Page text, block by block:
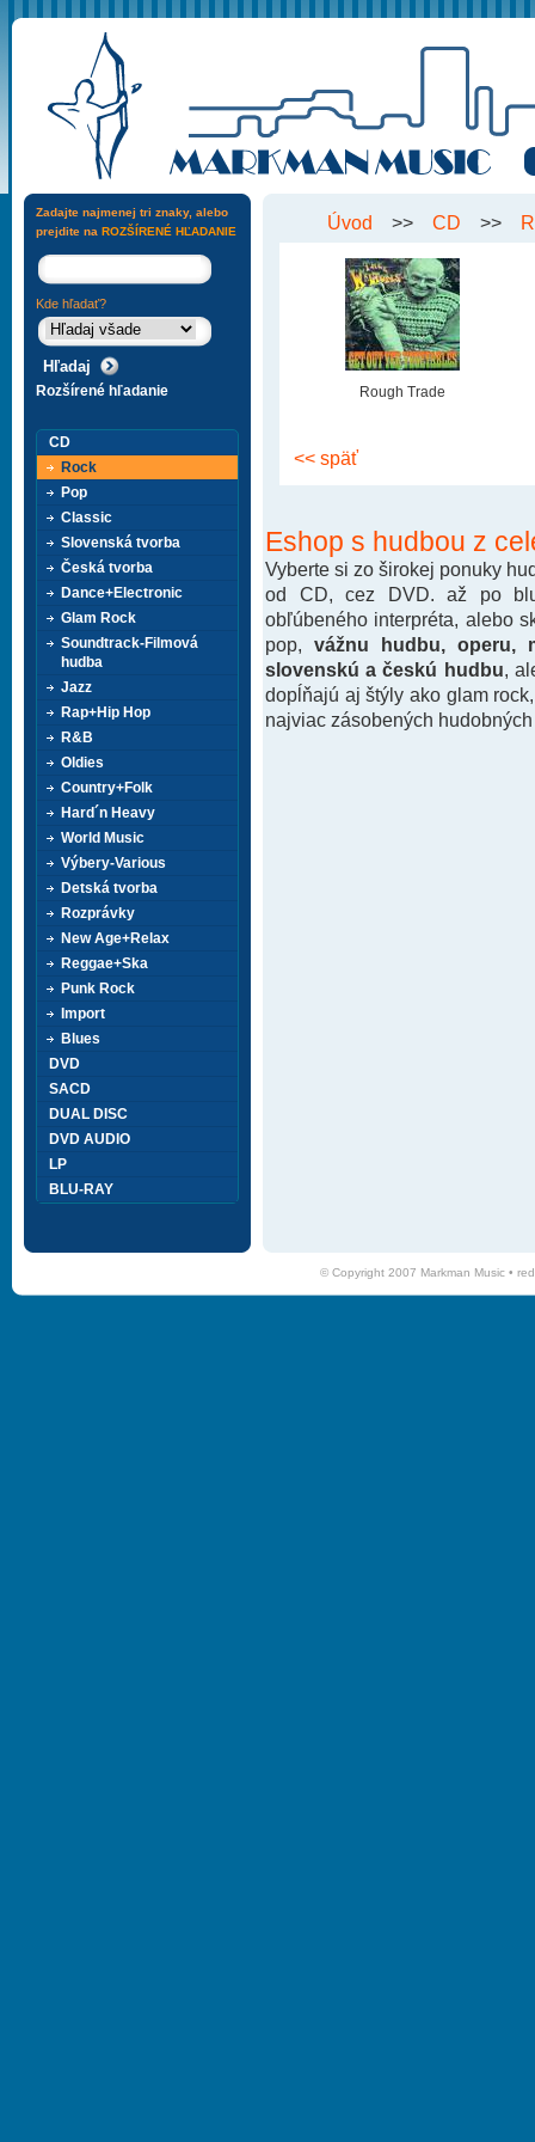
Úvod >> CD >>
Rough Trade
<< späť
Eshop s hudbou z
Vyberte si zo širokej ponuky
od CD, cez DVD. až po
obľúbeného interpréta, alebo
pop, vážnu hudbu, operu,
slovenskú a českú hudbu ,
dopĺňajú aj štýly ako glam
najviac zásobených
Zadajte najmenej tri znaky, alebo
prejdite na ROZŠÍRENÉ HĽADANIE
Kde hľadať?
Rozšírené hľadanie
CD
Rock
Pop
Classic
Slovenská tvorba
Česká tvorba
Dance+Electronic
Glam Rock
Soundtrack-Filmová
hudba
Jazz
Rap+Hip Hop
R&B
Oldies
Country+Folk
Hard´n Heavy
World Music
Výbery-Various
Detská tvorba
Rozprávky
New Age+Relax
Reggae+Ska
Punk Rock
Import
Blues
DVD
SACD
DUAL DISC
DVD AUDIO
LP
BLU-RAY
© Copyright 2007 Markman Music •